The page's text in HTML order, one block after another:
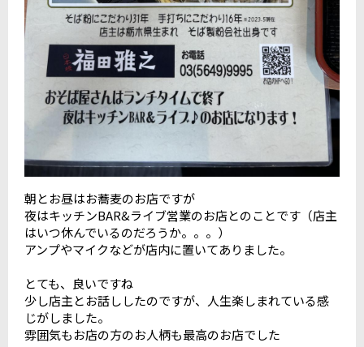
朝とお昼はお蕎麦のお店ですが
夜はキッチンBAR&ライブ営業のお店とのことです（店主
はいつ休んでいるのだろうか。。。）
アンプやマイクなどが店内に置いてありました。
とても、良いですね
少し店主とお話ししたのですが、人生楽しまれている感
じがしました。
雰囲気もお店の方のお人柄も最高のお店でした